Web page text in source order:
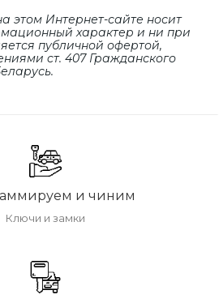
этом Интернет-сайте носит
характер и ни при
публичной офертой,
cт. 407 Гражданского
и чиним
Ключи и замки